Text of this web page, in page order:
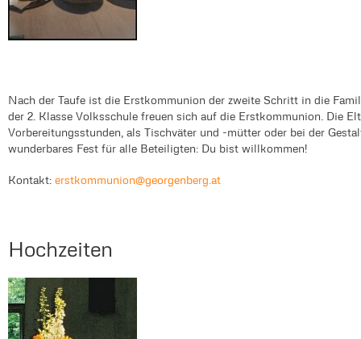
Nach der Taufe ist die Erstkommunion der zweite Schritt in die
der 2. Klasse Volksschule freuen sich auf die Erstkommunion. Die
Vorbereitungsstunden, als Tischväter und -mütter oder bei der
wunderbares Fest für alle Beteiligten: Du bist willkommen!
Kontakt: erstkommunion@georgenberg.at
Hochzeiten